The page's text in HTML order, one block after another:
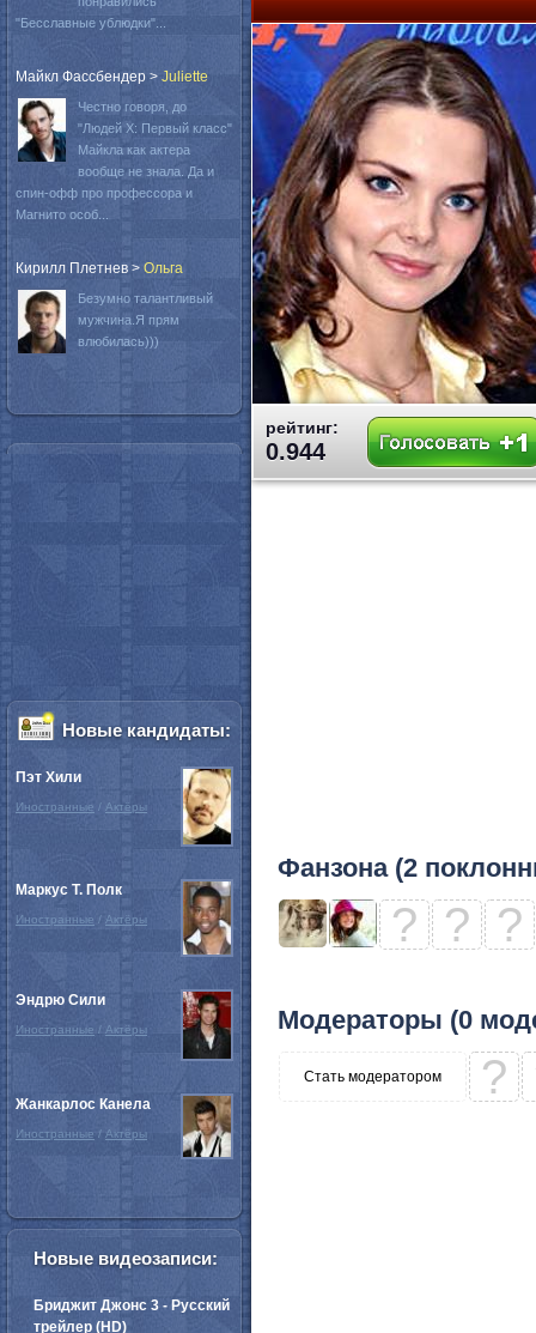
рейтинг:
0.944
Фанзона (2
? ? ?
Модераторы (0
Стать модератором ?
"Бесславные ублюдки"...
Майкл Фассбендер > Juliette
Честно говоря, до
"Людей Х: Первый класс"
Майкла как актера
вообще не знала. Да и
спин-офф про профессора и
Магнито особ...
Кирилл Плетнев > Oльга
Безумно талантливый
мужчина.Я прям
влюбилась)))
Новые кандидаты:
Пэт Хили
Иностранные / Актёры
Маркус Т. Полк
Иностранные / Актёры
Эндрю Сили
Иностранные / Актёры
Жанкарлос Канела
Иностранные / Актёры
Новые видеозаписи:
Бриджит Джонс 3 - Русский
трейлер (HD)